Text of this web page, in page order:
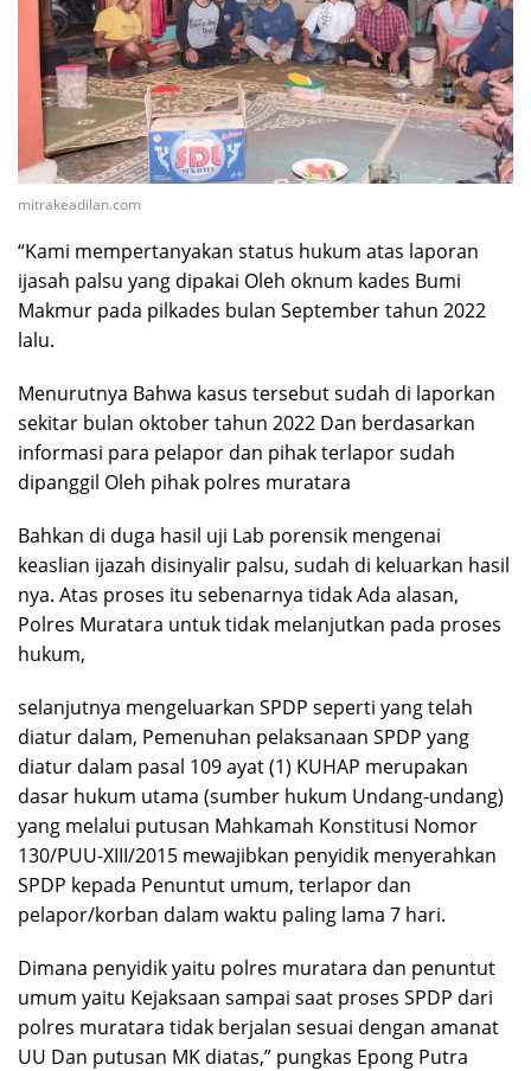
mitrakeadilan.com
“Kami mempertanyakan status hukum atas laporan
ijasah palsu yang dipakai Oleh oknum kades Bumi
Makmur pada pilkades bulan September tahun 2022
lalu.
Menurutnya Bahwa kasus tersebut sudah di laporkan
sekitar bulan oktober tahun 2022 Dan berdasarkan
informasi para pelapor dan pihak terlapor sudah
dipanggil Oleh pihak polres muratara
Bahkan di duga hasil uji Lab porensik mengenai
keaslian ijazah disinyalir palsu, sudah di keluarkan hasil
nya. Atas proses itu sebenarnya tidak Ada alasan,
Polres Muratara untuk tidak melanjutkan pada proses
hukum,
selanjutnya mengeluarkan SPDP seperti yang telah
diatur dalam, Pemenuhan pelaksanaan SPDP yang
diatur dalam pasal 109 ayat (1) KUHAP merupakan
dasar hukum utama (sumber hukum Undang-undang)
yang melalui putusan Mahkamah Konstitusi Nomor
130/PUU-XIII/2015 mewajibkan penyidik menyerahkan
SPDP kepada Penuntut umum, terlapor dan
pelapor/korban dalam waktu paling lama 7 hari.
Dimana penyidik yaitu polres muratara dan penuntut
umum yaitu Kejaksaan sampai saat proses SPDP dari
polres muratara tidak berjalan sesuai dengan amanat
UU Dan putusan MK diatas,” pungkas Epong Putra